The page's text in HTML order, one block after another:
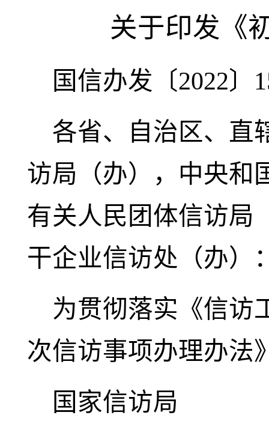
关于印发《
国信办发〔2022〕1
各省、自治区、直
访局（办），中央和
有关人民团体信访局
干企业信访处（办）
为贯彻落实《信访
次信访事项办理办法
国家信访局